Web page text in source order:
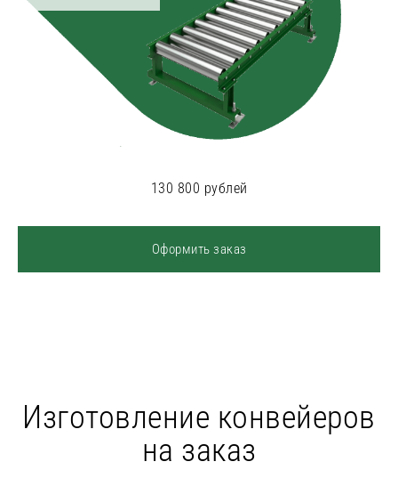
130 800 рублей
Оформить заказ
Изготовление конвейеров
на заказ